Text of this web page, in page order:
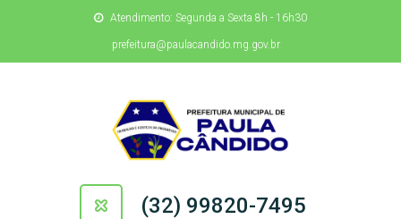
Atendimento: Segunda a Sexta 8h - 16h30
prefeitura@paulacandido.mg.gov.br
(32) 99820-7495